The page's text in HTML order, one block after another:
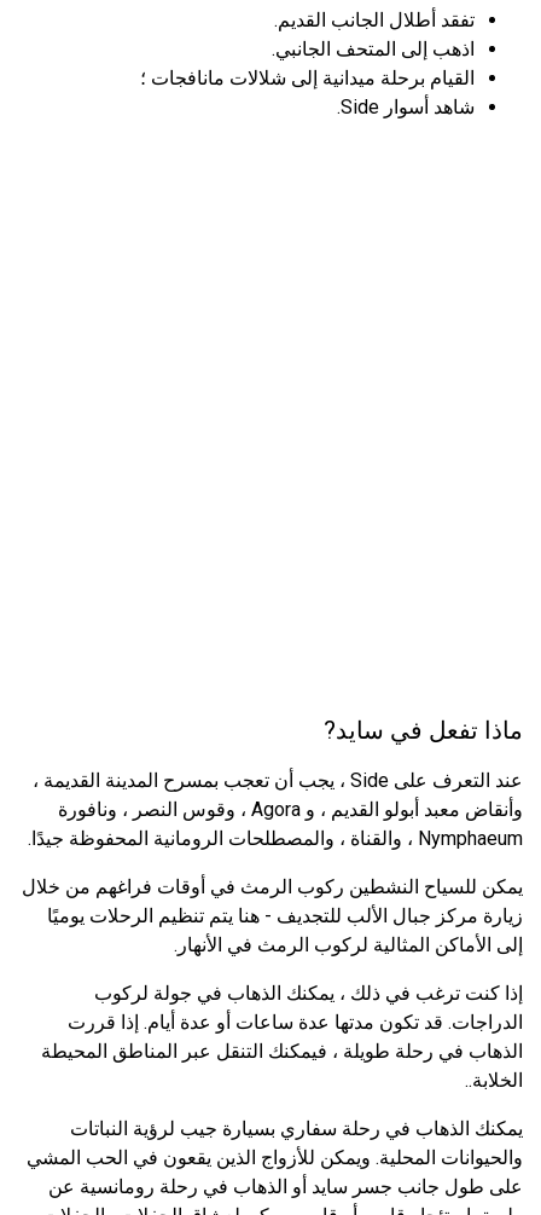
تفقد أطلال الجانب القديم.
اذهب إلى المتحف الجانبي.
القيام برحلة ميدانية إلى شلالات مانافجات ؛
شاهد أسوار Side.
ماذا تفعل في سايد?
عند التعرف على Side ، يجب أن تعجب بمسرح المدينة القديمة ،
وأنقاض معبد أبولو القديم ، و Agora ، وقوس النصر ، ونافورة
Nymphaeum ، والقناة ، والمصطلحات الرومانية المحفوظة جيدًا.
يمكن للسياح النشطين ركوب الرمث في أوقات فراغهم من خلال
زيارة مركز جبال الألب للتجديف - هنا يتم تنظيم الرحلات يوميًا
إلى الأماكن المثالية لركوب الرمث في الأنهار.
إذا كنت ترغب في ذلك ، يمكنك الذهاب في جولة لركوب
الدراجات. قد تكون مدتها عدة ساعات أو عدة أيام. إذا قررت
الذهاب في رحلة طويلة ، فيمكنك التنقل عبر المناطق المحيطة
الخلابة..
يمكنك الذهاب في رحلة سفاري بسيارة جيب لرؤية النباتات
والحيوانات المحلية. ويمكن للأزواج الذين يقعون في الحب المشي
على طول جانب جسر سايد أو الذهاب في رحلة رومانسية عن